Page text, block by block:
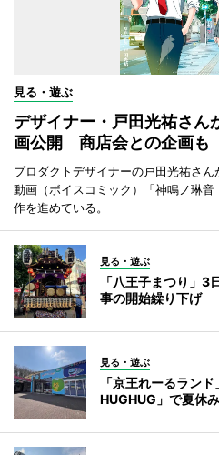
見る・遊ぶ
デザイナー・戸田光祐さん
画公開 商店会との企画も
プロダクトデザイナーの戸田光祐さ
動画（ボイスコミック）「神鳴ノ琳
作を進めている。
見る・遊ぶ
「八王子まつり」
事の開始繰り下げ
見る・遊ぶ
「京王れーるラン
HUGHUG」で夏休